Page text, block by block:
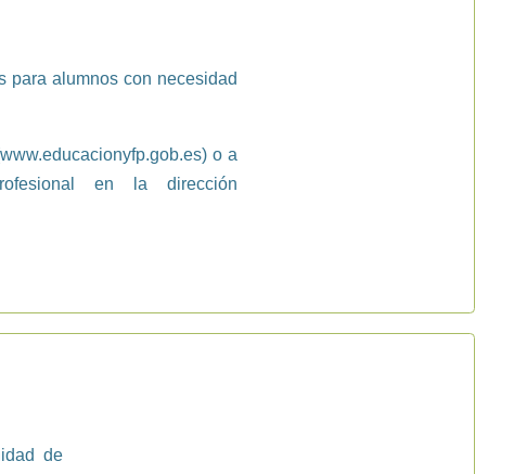
para alumnos con necesidad
www.educacionyfp.gob.es) o a
en la dirección
de